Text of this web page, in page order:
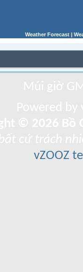
Weather Forecast |
vZOOZ